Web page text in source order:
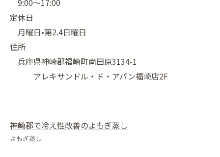
9:00〜17:00
定休日
月曜日•第2.4日曜日
住所
兵庫県神崎郡福崎町南田原3134-1
アレキサンドル・ド・アバン福崎店2F
神崎郡で冷え性改善のよもぎ蒸し
よもぎ蒸し